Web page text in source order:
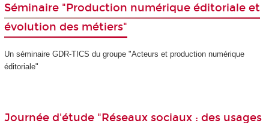
Séminaire "Production numérique éditoriale et
évolution des métiers"
Un séminaire GDR-TICS du groupe "Acteurs et production numérique
éditoriale"
Journée d'étude "Réseaux sociaux : des usages